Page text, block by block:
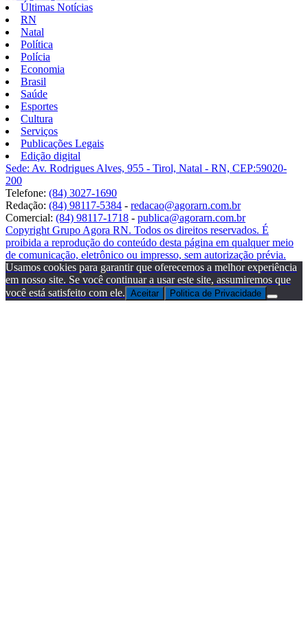
Últimas Notícias
RN
Natal
Política
Polícia
Economia
Brasil
Saúde
Esportes
Cultura
Serviços
Publicações Legais
Edição digital
Sede: Av. Rodrigues Alves, 955 - Tirol, Natal - RN, CEP:59020-
200
Telefone: (84) 3027-1690
Redação: (84) 98117-5384 - redacao@agorarn.com.br
Comercial: (84) 98117-1718 - publica@agorarn.com.br
Copyright Grupo Agora RN. Todos os direitos reservados. É
proibida a reprodução do conteúdo desta página em qualquer meio
de comunicação, eletrônico ou impresso, sem autorização prévia.
Usamos cookies para garantir que oferecemos a melhor experiência
em nosso site. Se você continuar a usar este site, assumiremos que
você está satisfeito com ele. Aceitar Politica de Privacidade